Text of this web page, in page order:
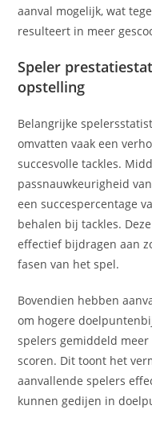
aanval mogelijk, wat
resulteert in meer
Speler
opstelling
Belangrijke
omvatten vaak een
succesvolle tackles.
passnauwkeurigheid
een succespercentage
behalen bij tackles.
effectief bijdragen aan
fasen van het spel.
Bovendien hebben
om hogere
spelers gemiddeld
scoren. Dit toont het
aanvallende spelers
kunnen gedijen in